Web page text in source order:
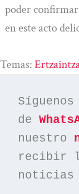
poder
en este acto
Temas:
de
nuestro
recibir
noticias